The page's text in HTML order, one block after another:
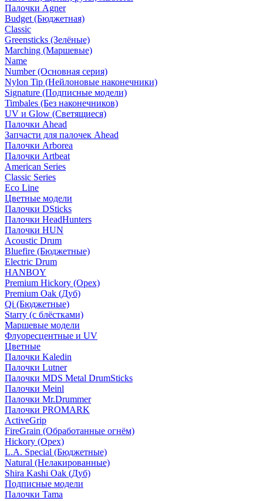
Палочки Agner
Budget (Бюджетная)
Classic
Greensticks (Зелёные)
Marching (Маршевые)
Name
Number (Основная серия)
Nylon Tip (Нейлоновые наконечники)
Signature (Подписные модели)
Timbales (Без наконечников)
UV и Glow (Светящиеся)
Палочки Ahead
Запчасти для палочек Ahead
Палочки Arborea
Палочки Artbeat
American Series
Classic Series
Eco Line
Цветные модели
Палочки DSticks
Палочки HeadHunters
Палочки HUN
Acoustic Drum
Bluefire (Бюджетные)
Electric Drum
HANBOY
Premium Hickory (Орех)
Premium Oak (Дуб)
Qi (Бюджетные)
Starry (с блёстками)
Маршевые модели
Флуоресцентные и UV
Цветные
Палочки Kaledin
Палочки Lutner
Палочки MDS Metal DrumSticks
Палочки Meinl
Палочки Mr.Drummer
Палочки PROMARK
ActiveGrip
FireGrain (Обработанные огнём)
Hickory (Орех)
L.A. Special (Бюджетные)
Natural (Нелакированные)
Shira Kashi Oak (Дуб)
Подписные модели
Палочки Tama